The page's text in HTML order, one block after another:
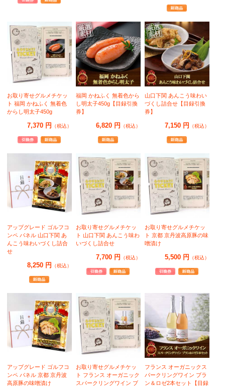
お取り寄せグルメチケッ
ト 福岡 かねふく 無着色
からし明太子450g
7,370 円 （税込）
福岡 かねふく 無着色から
し明太子450g【目録引換
券】
6,820 円 （税込）
山口下関 あんこう味わい
づくし詰合せ【目録引換
券】
7,150 円 （税込）
アップグレード ゴルフコ
ンペ パネル 山口下関 あ
んこう味わいづくし詰合
せ
8,250 円 （税込）
お取り寄せグルメチケッ
ト 山口下関 あんこう味わ
いづくし詰合せ
7,700 円 （税込）
お取り寄せグルメチケッ
ト 京都 京丹波高原豚の味
噌漬け
5,500 円 （税込）
アップグレード ゴルフコ
ンペ パネル 京都 京丹波
高原豚の味噌漬け
お取り寄せグルメチケッ
ト フランス オーガニック
スパークリングワイン ブ
フランス オーガニックス
パークリングワイン ブラ
ン＆ロゼ2本セット【目録